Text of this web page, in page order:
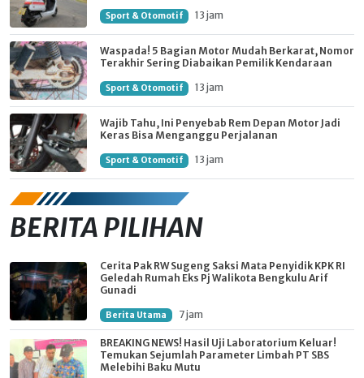
Sport & Otomotif 13 jam
Waspada! 5 Bagian Motor Mudah Berkarat, Nomor
Terakhir Sering Diabaikan Pemilik Kendaraan
Sport & Otomotif 13 jam
Wajib Tahu, Ini Penyebab Rem Depan Motor Jadi
Keras Bisa Menganggu Perjalanan
Sport & Otomotif 13 jam
BERITA PILIHAN
Cerita Pak RW Sugeng Saksi Mata Penyidik KPK RI
Geledah Rumah Eks Pj Walikota Bengkulu Arif
Gunadi
Berita Utama 7 jam
BREAKING NEWS! Hasil Uji Laboratorium Keluar!
Temukan Sejumlah Parameter Limbah PT SBS
Melebihi Baku Mutu